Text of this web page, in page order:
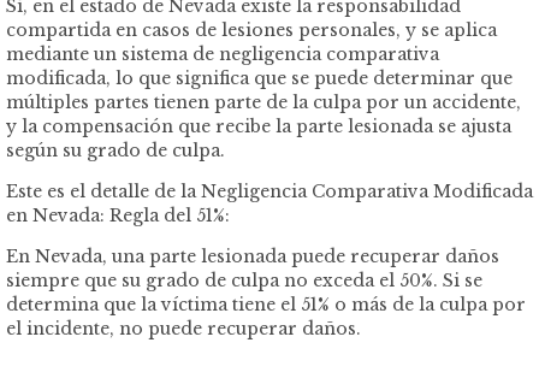
Sí, en el estado de Nevada existe la responsabilidad
compartida en casos de lesiones personales, y se aplica
mediante un sistema de negligencia comparativa
modificada, lo que significa que se puede determinar que
múltiples partes tienen parte de la culpa por un accidente,
y la compensación que recibe la parte lesionada se ajusta
según su grado de culpa.
Este es el detalle de la Negligencia Comparativa Modificada
en Nevada: Regla del 51%:
En Nevada, una parte lesionada puede recuperar daños
siempre que su grado de culpa no exceda el 50%. Si se
determina que la víctima tiene el 51% o más de la culpa por
el incidente, no puede recuperar daños.